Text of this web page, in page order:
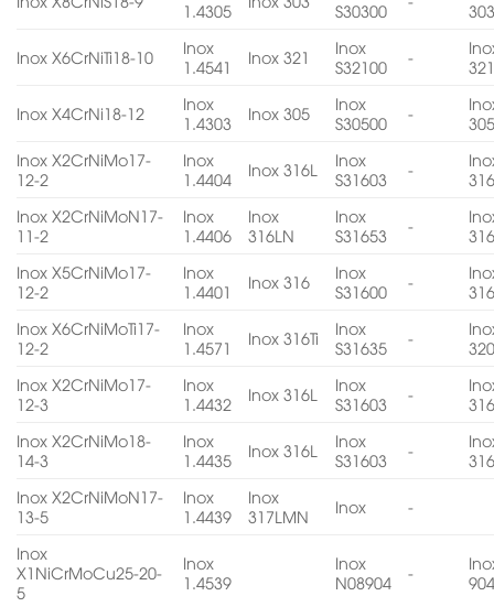
1.4305
S30300
Inox X6CrNiTi18-10
Inox
1.4541
Inox 321
Inox
S32100
-
Inox X4CrNi18-12
Inox
1.4303
Inox 305
Inox
S30500
-
Inox X2CrNiMo17-
12-2
Inox
1.4404
Inox 316L
Inox
S31603
-
Inox X2CrNiMoN17-
11-2
Inox
1.4406
Inox
316LN
Inox
S31653
-
Inox X5CrNiMo17-
12-2
Inox
1.4401
Inox 316
Inox
S31600
-
Inox X6CrNiMoTi17-
12-2
Inox
1.4571
Inox 316Ti
Inox
S31635
-
Inox X2CrNiMo17-
12-3
Inox
1.4432
Inox 316L
Inox
S31603
-
Inox X2CrNiMo18-
14-3
Inox
1.4435
Inox 316L
Inox
S31603
-
Inox X2CrNiMoN17-
13-5
Inox
1.4439
Inox
317LMN
Inox -
Inox
X1NiCrMoCu25-20-
5
Inox
1.4539
Inox
N08904
-